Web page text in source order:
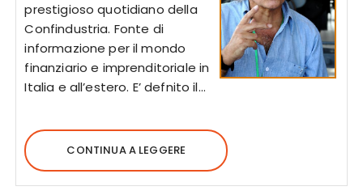
prestigioso quotidiano della
Confindustria. Fonte di
informazione per il mondo
finanziario e imprenditoriale in
Italia e all’estero. E’ defnito il…
CONTINUA A LEGGERE